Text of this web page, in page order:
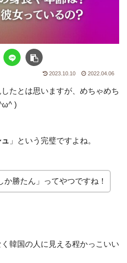
2023.10.10 2022.04.06
たとは思いますが、めちゃめち
)
」という完璧ですよね。
か勝たん」ってやつですね！
韓国の人に見える程かっこいい